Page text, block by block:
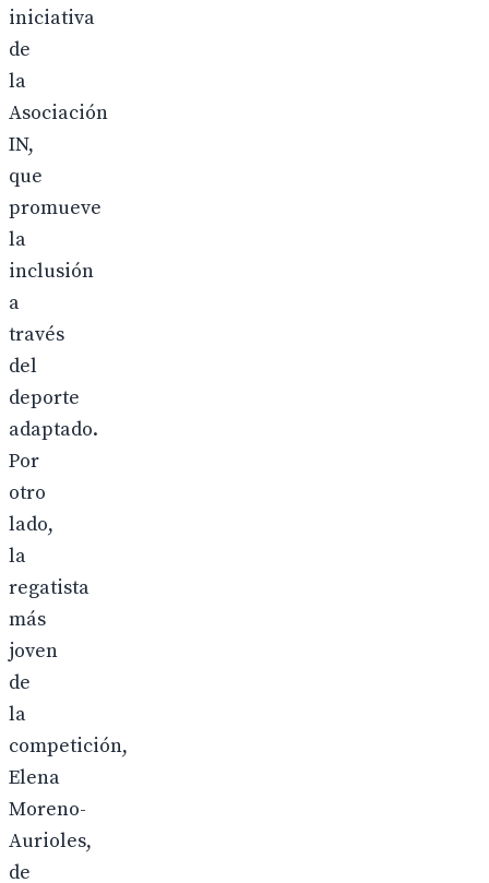
iniciativa
de
la
Asociación
IN,
que
promueve
la
inclusión
a
través
del
deporte
adaptado.
Por
otro
lado,
la
regatista
más
joven
de
la
competición,
Elena
Moreno-
Aurioles,
de